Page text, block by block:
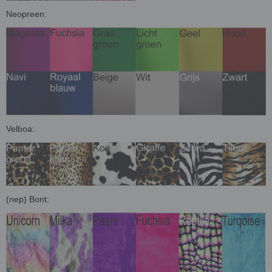
Neopreen:
Velboa:
(nep) Bont: